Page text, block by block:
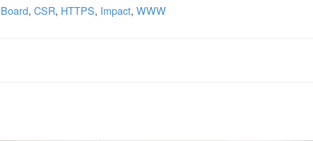
Board, CSR, HTTPS, Impact, WWW